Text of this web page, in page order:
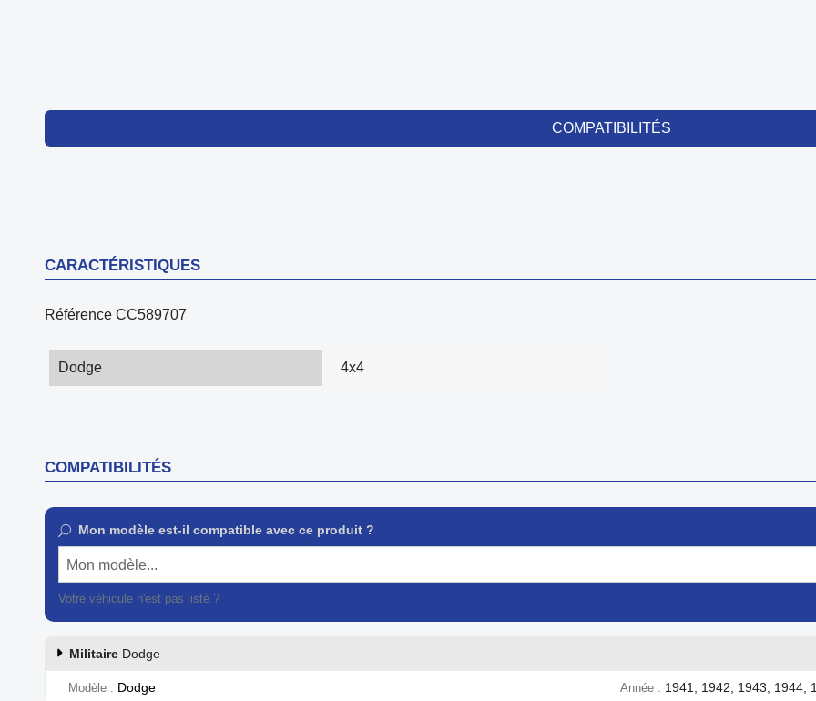
COMPATIBILITÉS
CARACTÉRISTIQUES
Référence CC589707
Dodge 4x4
COMPATIBILITÉS
Mon modèle est-il compatible avec ce produit ?
Mon modèle...
Votre véhicule n'est pas listé ?
Militaire Dodge
Modèle Dodge Année 1941, 1942, 1943, 1944,